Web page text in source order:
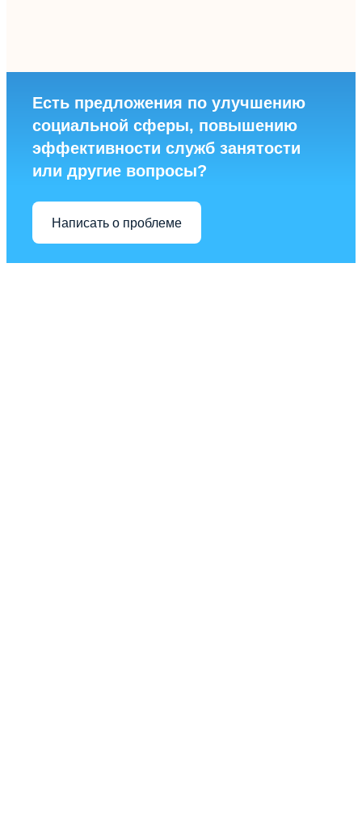
Есть предложения по улучшению
социальной сферы, повышению
эффективности служб занятости
или другие вопросы?
Написать о проблеме